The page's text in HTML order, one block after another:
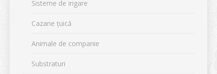
Sisteme de irigare
Cazane țuică
Animale de companie
Substraturi